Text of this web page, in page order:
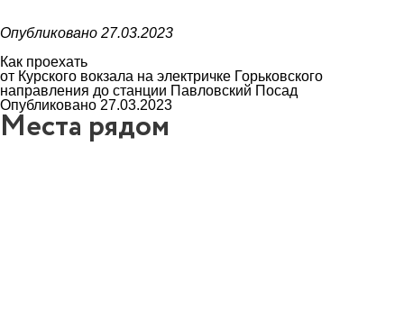
Опубликовано 27.03.2023
Как проехать
от Курского вокзала на электричке Горьковского
направления до станции Павловский Посад
Опубликовано 27.03.2023
Места рядом